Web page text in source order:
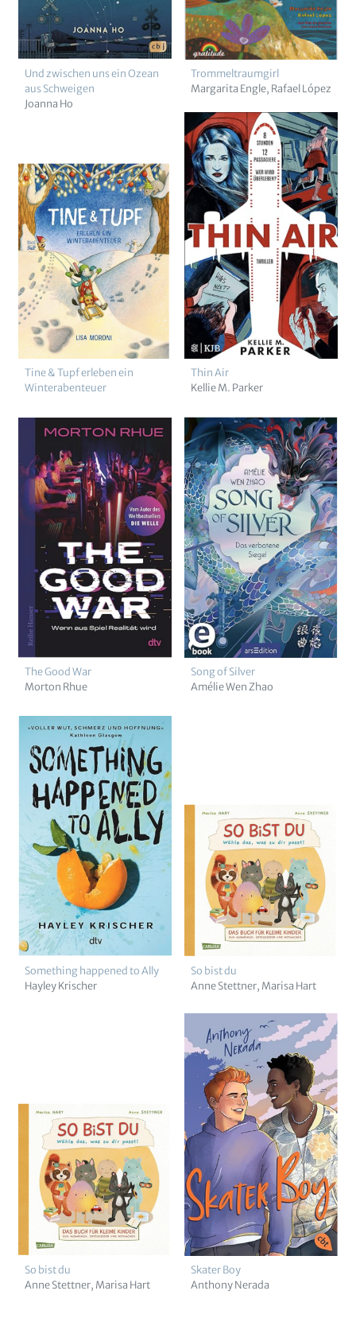
Und zwischen uns ein Ozean
aus Schweigen
Joanna Ho
Trommeltraumgirl
Margarita Engle Rafael López
Tine & Tupf erleben ein
Winterabenteuer
Thin Air
Kellie M. Parker
The Good War
Morton Rhue
Song of Silver
Amélie Wen Zhao
Something happened to Ally
Hayley Krischer
So bist du
Anne Stettner Marisa Hart
So bist du
Anne Stettner Marisa Hart
Skater Boy
Anthony Nerada